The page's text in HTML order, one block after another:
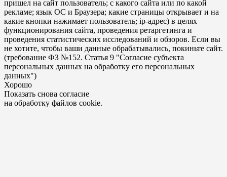
пришел на сайт пользователь; с какого сайта или по какой
рекламе; язык ОС и Браузера; какие страницы открывает и на
какие кнопки нажимает пользователь; ip-адрес) в целях
функционирования сайта, проведения ретаргетинга и
проведения статистических исследований и обзоров. Если вы
не хотите, чтобы ваши данные обрабатывались, покиньте сайт.
(требование ФЗ №152. Статья 9 "Согласие субъекта
персональных данных на обработку его персональных
данных")
Хорошо
Показать снова согласие
на обработку файлов cookie.